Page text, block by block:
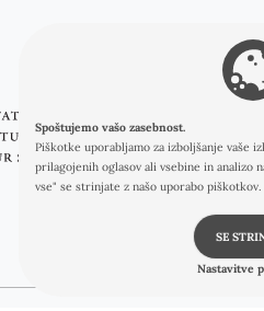
Spoštujemo vašo zasebnost.
Piškotke uporabljamo za izboljšanje vaše
prilagojenih oglasov ali vsebine in analizo
vse" se strinjate z našo uporabo piškotkov.
Nastavitve
SE